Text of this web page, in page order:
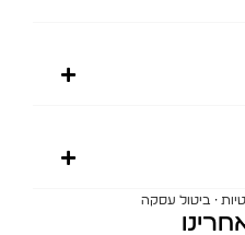
· ביטול עסקה